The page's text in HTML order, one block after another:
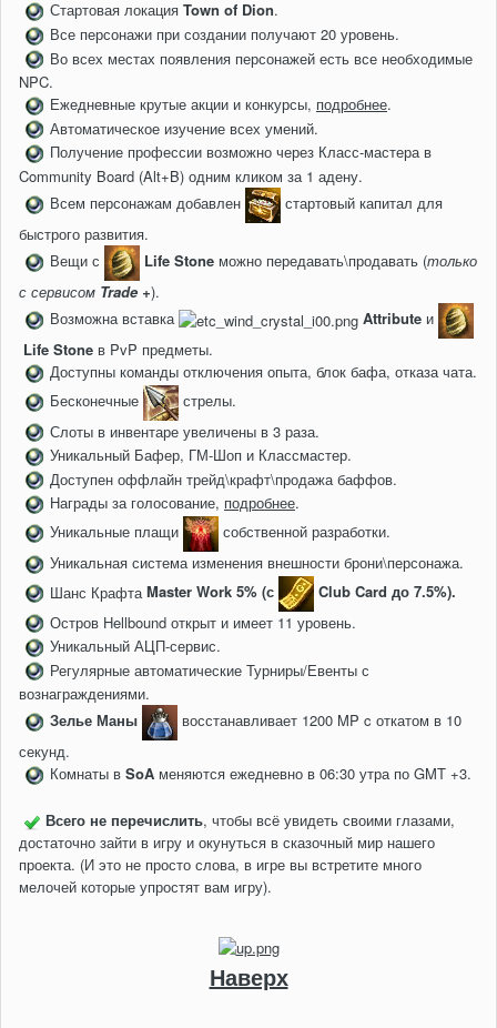
Стартовая локация Town of Dion.
Все персонажи при создании получают 20 уровень.
Во всех местах появления персонажей есть все необходимые
NPC.
Ежедневные крутые акции и конкурсы, подробнее.
Автоматическое изучение всех умений.
Получение профессии возможно через Класс-мастера в
Community Board (Alt+B) одним кликом за 1 адену.
Всем персонажам добавлен
стартовый капитал для
быстрого развития.
Вещи с
Life Stone можно передавать\продавать (только
с сервисом Trade +).
Возможна вставка
Attribute и
Life Stone в PvP предметы.
Доступны команды отключения опыта, блок бафа, отказа чата.
Бесконечные
стрелы.
Слоты в инвентаре увеличены в 3 раза.
Уникальный Бафер, ГМ-Шоп и Классмастер.
Доступен оффлайн трейд\крафт\продажа баффов.
Награды за голосование, подробнее.
Уникальные плащи
собственной разработки.
Уникальная система изменения внешности брони\персонажа.
Шанс Крафта Master Work 5% (с
Club Card до 7.5%).
Остров Hellbound открыт и имеет 11 уровень.
Уникальный АЦП-сервис.
Регулярные автоматические Турниры/Евенты с
вознаграждениями.
Зелье Маны
восстанавливает 1200 MP c откатом в 10
секунд.
Комнаты в SoA меняются ежедневно в 06:30 утра по GMT +3.
Всего не перечислить, чтобы всё увидеть своими глазами,
достаточно зайти в игру и окунуться в сказочный мир нашего
проекта. (И это не просто слова, в игре вы встретите много
мелочей которые упростят вам игру).
Наверх